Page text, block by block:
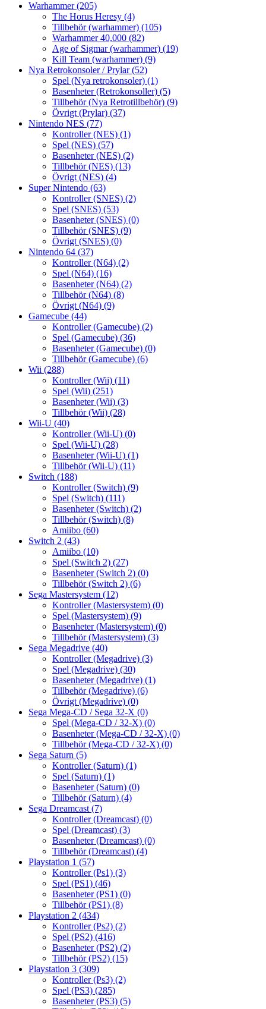
Warhammer(205)
The Horus Heresy (4)
Tillbehör (warhammer) (105)
Warhammer 40,000 (82)
Age of Sigmar (warhammer) (19)
Kill Team (warhammer) (9)
Nya Retrokonsoler / Prylar(52)
Spel (Nya retrokonsoler) (1)
Basenheter (Retrokonsoller) (5)
Tillbehör (Nya Retrotillbehör) (9)
Övrigt (Prylar) (37)
Nintendo NES (77)
Kontroller (NES) (1)
Spel (NES) (57)
Basenheter (NES) (2)
Tillbehör (NES) (13)
Övrigt (NES) (4)
Super Nintendo (63)
Kontroller (SNES) (2)
Spel (SNES) (53)
Basenheter (SNES) (0)
Tillbehör (SNES) (9)
Övrigt (SNES) (0)
Nintendo 64 (37)
Kontroller (N64) (2)
Spel (N64) (16)
Basenheter (N64) (2)
Tillbehör (N64) (8)
Övrigt (N64) (9)
Gamecube (44)
Kontroller (Gamecube) (2)
Spel (Gamecube) (36)
Basenheter (Gamecube) (0)
Tillbehör (Gamecube) (6)
Wii (288)
Kontroller (Wii) (11)
Spel (Wii) (251)
Basenheter (Wii) (3)
Tillbehör (Wii) (28)
Wii-U (40)
Kontroller (Wii-U) (0)
Spel (Wii-U) (28)
Basenheter (Wii-U) (1)
Tillbehör (Wii-U) (11)
Switch (188)
Kontroller (Switch) (9)
Spel (Switch) (111)
Basenheter (Switch) (2)
Tillbehör (Switch) (8)
Amiibo (60)
Switch 2 (43)
Amiibo (10)
Spel (Switch 2) (27)
Basenheter (Switch 2) (0)
Tillbehör (Switch 2) (6)
Sega Mastersystem (12)
Kontroller (Mastersystem) (0)
Spel (Mastersystem) (9)
Basenheter (Mastersystem) (0)
Tillbehör (Mastersystem) (3)
Sega Megadrive (40)
Kontroller (Megadrive) (3)
Spel (Megadrive) (30)
Basenheter (Megadrive) (1)
Tillbehör (Megadrive) (6)
Övrigt (Megadrive) (0)
Sega Mega-CD / Sega 32-X (0)
Spel (Mega-CD / 32-X) (0)
Basenheter (Mega-CD / 32-X) (0)
Tillbehör (Mega-CD / 32-X) (0)
Sega Saturn (5)
Kontroller (Saturn) (1)
Spel (Saturn) (1)
Basenheter (Saturn) (0)
Tillbehör (Saturn) (4)
Sega Dreamcast (7)
Kontroller (Dreamcast) (0)
Spel (Dreamcast) (3)
Basenheter (Dreamcast) (0)
Tillbehör (Dreamcast) (4)
Playstation 1 (57)
Kontroller (Ps1) (3)
Spel (PS1) (46)
Basenheter (PS1) (0)
Tillbehör (PS1) (8)
Playstation 2 (434)
Kontroller (Ps2) (2)
Spel (PS2) (416)
Basenheter (PS2) (2)
Tillbehör (PS2) (15)
Playstation 3 (309)
Kontroller (Ps3) (2)
Spel (PS3) (285)
Basenheter (PS3) (5)